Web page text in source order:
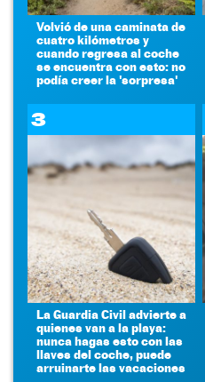
Volvió de una caminata de
cuatro kilómetros y
cuando regresa al coche
se encuentra con esto: no
podía creer la 'sorpresa'
3
La Guardia Civil advierte a
quienes van a la playa:
nunca hagas esto con las
llaves del coche, puede
arruinarte las vacaciones